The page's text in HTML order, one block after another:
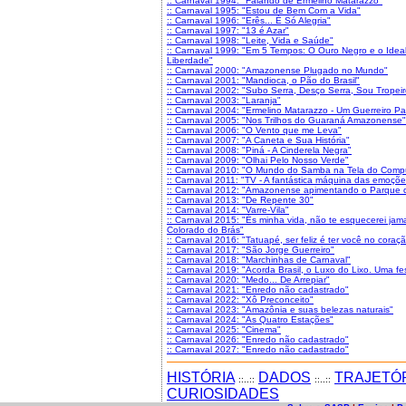
:: Carnaval 1995: "Estou de Bem Com a Vida"
:: Carnaval 1996: "Erês... É Só Alegria"
:: Carnaval 1997: "13 é Azar"
:: Carnaval 1998: "Leite, Vida e Saúde"
:: Carnaval 1999: "Em 5 Tempos: O Ouro Negro e o
Liberdade"
:: Carnaval 2000: "Amazonense Plugado no Mundo"
:: Carnaval 2001: "Mandioca, o Pão do Brasil"
:: Carnaval 2002: "Subo Serra, Desço Serra, Sou
:: Carnaval 2003: "Laranja"
:: Carnaval 2004: "Ermelino Matarazzo - Um Guerreiro
:: Carnaval 2005: "Nos Trilhos do Guaraná Amazonense"
:: Carnaval 2006: "O Vento que me Leva"
:: Carnaval 2007: "A Caneta e Sua História"
:: Carnaval 2008: "Piná - A Cinderela Negra"
:: Carnaval 2009: "Olhai Pelo Nosso Verde"
:: Carnaval 2010: "O Mundo do Samba na Tela do
:: Carnaval 2011: "TV - A fantástica máquina das
:: Carnaval 2012: "Amazonense apimentando o Parque
:: Carnaval 2013: "De Repente 30"
:: Carnaval 2014: "Varre-Vila"
:: Carnaval 2015: "És minha vida, não te esquecerei
Colorado do Brás"
:: Carnaval 2016: "Tatuapé, ser feliz é ter você no
:: Carnaval 2017: "São Jorge Guerreiro"
:: Carnaval 2018: "Marchinhas de Carnaval"
:: Carnaval 2019: "Acorda Brasil, o Luxo do Lixo. Uma
:: Carnaval 2020: "Medo... De Arrepiar"
:: Carnaval 2021: "Enredo não cadastrado"
:: Carnaval 2022: "Xô Preconceito"
:: Carnaval 2023: "Amazônia e suas belezas naturais"
:: Carnaval 2024: "As Quatro Estações"
:: Carnaval 2025: "Cinema"
:: Carnaval 2026: "Enredo não cadastrado"
:: Carnaval 2027: "Enredo não cadastrado"
HISTÓRIA ::..:: DADOS ::..::
CURIOSIDADES